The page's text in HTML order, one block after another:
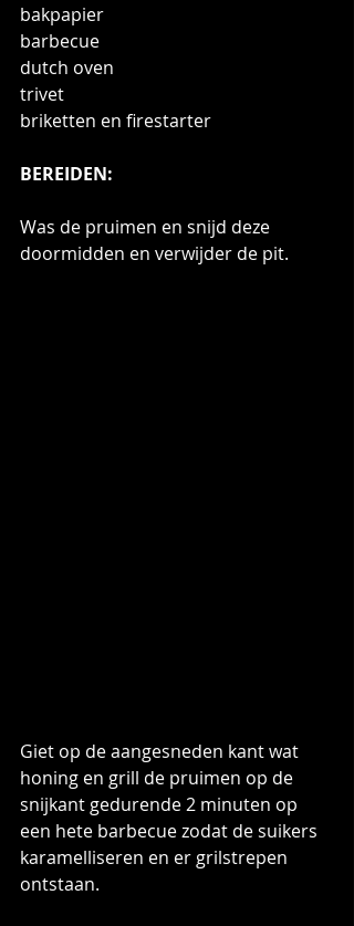
bakpapier
barbecue
dutch oven
trivet
briketten en firestarter
BEREIDEN:
Was de pruimen en snijd deze
doormidden en verwijder de pit.
Giet op de aangesneden kant wat
honing en grill de pruimen op de
snijkant gedurende 2 minuten op
een hete barbecue zodat de suikers
karamelliseren en er grilstrepen
ontstaan.